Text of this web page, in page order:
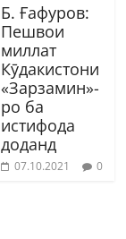
Б. Ғафуров:
Пешвои
миллат
Кӯдакистони
«Зарзамин»-
ро ба
истифода
доданд
07.10.2021 0